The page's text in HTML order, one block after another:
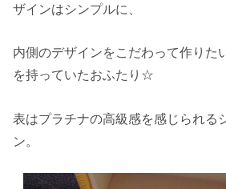
ザインはシンプルに、
内側のデザインをこだわって作りた
を持っていたおふたり☆
表はプラチナの高級感を感じられる
ン。